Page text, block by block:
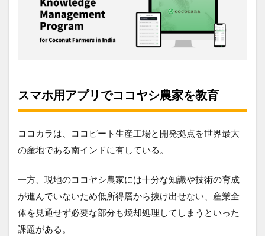
スマホ用アプリでココヤシ農家を教育
ココカラは、ココピート生産工場と開発拠点を世界最大
の産地である南インドに有している。
一方、現地のココヤシ農家には十分な知識や技術の育成
が進んでいないため低所得層から抜け出せない、産業全
体を見通せず必要な部分も焼却処理してしまうといった
課題がある。